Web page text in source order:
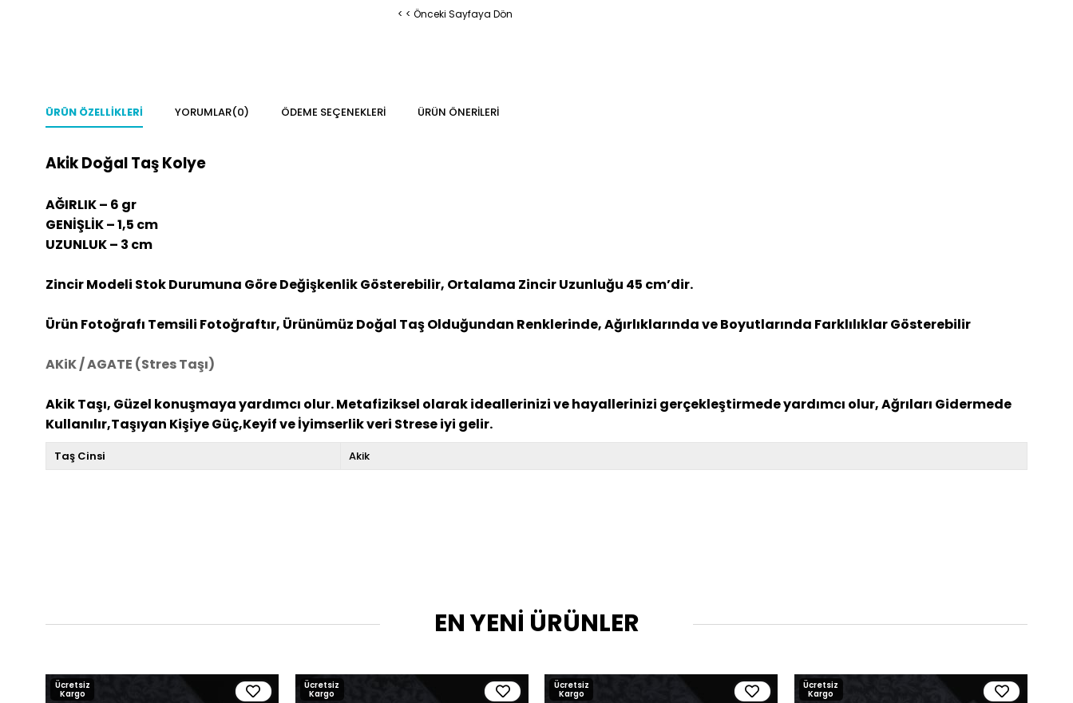
< < Önceki Sayfaya Dön
ÜRÜN ÖZELLIKLERI YORUMLAR(0) ÖDEME SEÇENEKLERI ÜRÜN ÖNERILERI
Akik Doğal Taş Kolye
AĞIRLIK – 6 gr
GENİŞLİK – 1,5 cm
UZUNLUK – 3 cm
Zincir Modeli Stok Durumuna Göre Değişkenlik Gösterebilir, Ortalama Zincir Uzunluğu 45 cm’dir.
Ürün Fotoğrafı Temsili Fotoğraftır, Ürünümüz Doğal Taş Olduğundan Renklerinde, Ağırlıklarında ve Boyutlarında Farklılıklar Gösterebilir
AKiK / AGATE (Stres Taşı)
Akik Taşı, Güzel konuşmaya yardımcı olur. Metafiziksel olarak ideallerinizi ve hayallerinizi gerçekleştirmede yardımcı olur, Ağrıları Gidermede
Kullanılır,Taşıyan Kişiye Güç,Keyif ve İyimserlik veri Strese iyi gelir.
Taş Cinsi Akik
EN YENİ ÜRÜNLER
Ücretsiz
Kargo
Ücretsiz
Kargo
Ücretsiz
Kargo
Ücretsiz
Kargo